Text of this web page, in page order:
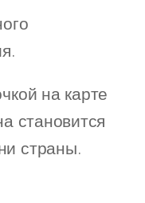
на карте
становится
страны.